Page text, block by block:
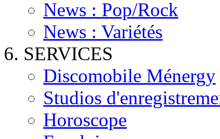
News : Pop/Rock
News : Variétés
SERVICES
Discomobile Ménergy
Studios
Horoscope